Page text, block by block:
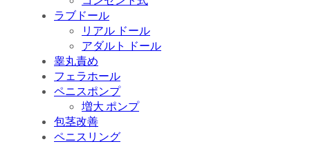
ラブドール
リアル ドール
アダルト ドール
睾丸責め
フェラホール
ペニスポンプ
増大 ポンプ
包茎改善
ペニスリング